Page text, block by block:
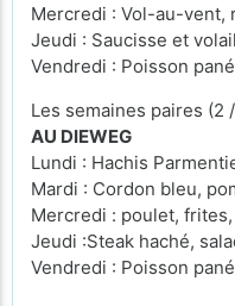
Mercredi : Vol-au-vent,
Jeudi : Saucisse et
Vendredi : Poisson
Les semaines paires (2
AU DIEWEG
Lundi : Hachis
Mardi : Cordon bleu,
Mercredi : poulet,
Jeudi :Steak haché,
Vendredi : Poisson